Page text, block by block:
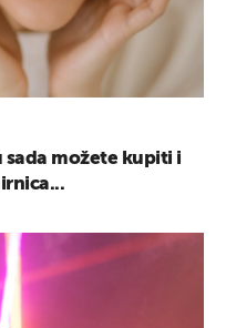
možete kupiti i